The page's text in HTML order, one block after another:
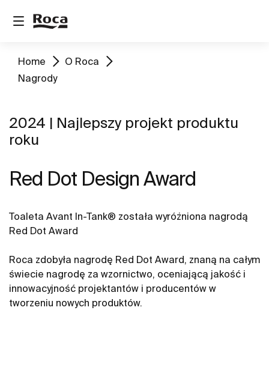
Home
O Roca
Nagrody
2024 | Najlepszy projekt produktu
roku
Red Dot Design Award
Toaleta Avant In-Tank® została wyróżniona nagrodą
Red Dot Award
Roca zdobyła nagrodę Red Dot Award, znaną na całym
świecie nagrodę za wzornictwo, oceniającą jakość i
innowacyjność projektantów i producentów w
tworzeniu nowych produktów.